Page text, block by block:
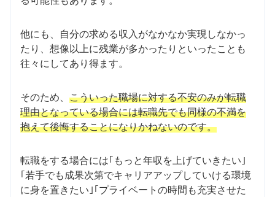
他にも、自分の求める収入がなかなか実現しなかっ
たり、想像以上に残業が多かったりといったことも
往々にしてあり得ます。
そのため、 こういった職場に対する不安のみが転職
理由となっている場合には転職先でも同様の不満を
抱えて後悔することになりかねないのです。
転職をする場合には｢もっと年収を上げていきたい｣
｢若手でも成果次第でキャリアアップしていける環境
に身を置きたい｣｢プライベートの時間も充実させた